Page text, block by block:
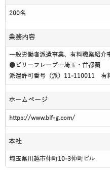
200名
業務内容
一般労働者派遣事業、有料職業紹介
●ビリーフレーブ…埼玉・首都圏
派遣許可番号（派）11-110011 有
ホームページ
https://www.blf-g.com/
本社
埼玉県川越市仲町10-3仲町ビル